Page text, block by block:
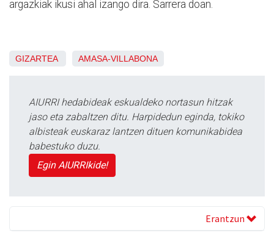
argazkiak ikusi ahal izango dira. Sarrera doan.
GIZARTEA AMASA-VILLABONA
AIURRI hedabideak eskualdeko nortasun hitzak
jaso eta zabaltzen ditu. Harpidedun eginda, tokiko
albisteak euskaraz lantzen dituen komunikabidea
babestuko duzu.
Egin AIURRIkide!
Erantzun